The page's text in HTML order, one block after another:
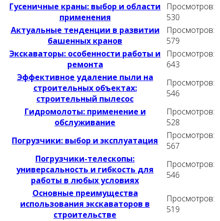
Гусеничные краны: выбор и области
применения
Просмотров:
530
Актуальные тенденции в развитии
башенных кранов
Просмотров:
579
Экскаваторы: особенности работы и
ремонта
Просмотров:
643
Эффективное удаление пыли на
строительных объектах:
строительный пылесос
Просмотров:
546
Гидромолоты: применение и
обслуживание
Просмотров:
528
Погрузчики: выбор и эксплуатация
Просмотров:
567
Погрузчики-телескопы:
универсальность и гибкость для
работы в любых условиях
Просмотров:
546
Основные преимущества
использования экскаваторов в
строительстве
Просмотров:
519